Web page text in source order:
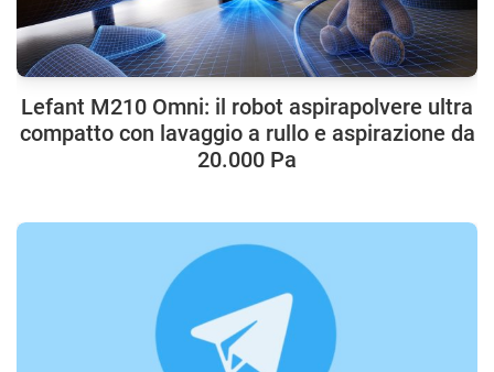
Lefant M210 Omni: il robot aspirapolvere ultra
compatto con lavaggio a rullo e aspirazione da
20.000 Pa